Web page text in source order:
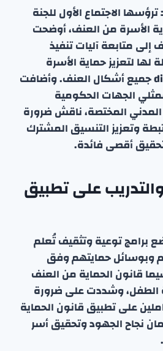
الاجتماع الأول للجنة
الأسرة من العنف، أوضحت
إلى متابعة آليات تنفيذ
لتعزيز حماية الأسرة
وتقوية روابطها diante جميع أشكال العنف. وأضافت
الجهات الحكومية
المختصة، ناقش ضرورة
وتعزيز التنسيق المشترك
أقصى فائدة.
على تطبيق
برامج توعية وتثقيف تُعلم
وبوسائل حمايتهم وفق
قانون الحماية من العنف
الطفل، وشددت على ضرورة
على تطبيق قانون الحماية
نجاح الجهود وتحقيق أسر